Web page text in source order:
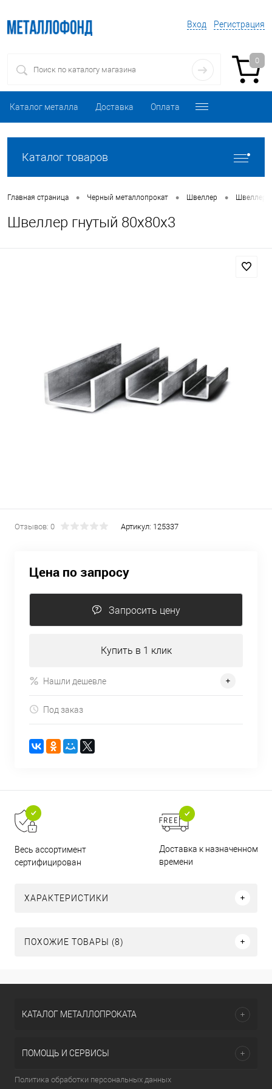
Вход Регистрация
0
Каталог металла Доставка Оплата
Каталог товаров
Главная страница • Черный металлопрокат • Швеллер • Швеллер
Швеллер гнутый 80х80х3
Отзывов: 0 Артикул: 125337
Цена по запросу
Запросить цену
Купить в 1 клик
Нашли дешевле
Под заказ
Весь ассортимент
сертифицирован
Доставка к назначенному
времени
ХАРАКТЕРИСТИКИ
ПОХОЖИЕ ТОВАРЫ (8)
КАТАЛОГ МЕТАЛЛОПРОКАТА
ПОМОЩЬ И СЕРВИСЫ
Политика обработки персональных данных